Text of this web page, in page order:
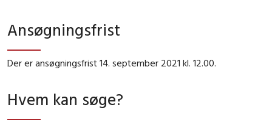
Ansøgningsfrist
Der er ansøgningsfrist 14. september 2021 kl. 12.00.
Hvem kan søge?